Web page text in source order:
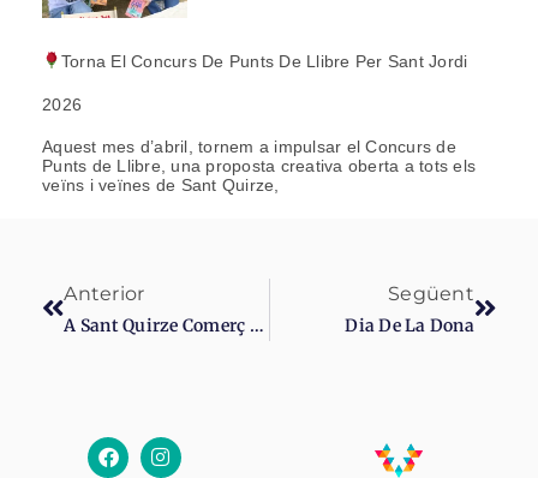
Torna El Concurs De Punts De Llibre Per Sant Jordi
2026
Aquest mes d’abril, tornem a impulsar el Concurs de
Punts de Llibre, una proposta creativa oberta a tots els
veïns i veïnes de Sant Quirze,
Anterior
A Sant Quirze Comerç Celebrem Sant Valentí!
Següent
Dia De La Dona